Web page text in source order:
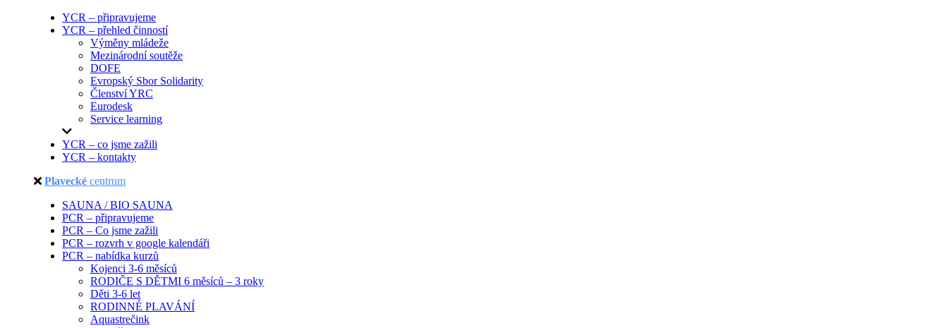
YCR – připravujeme
YCR – přehled činností
Výměny mládeže
Mezinárodní soutěže
DOFE
Evropský Sbor Solidarity
Členství YRC
Eurodesk
Service learning
YCR – co jsme zažili
YCR – kontakty
Plavecké centrum
SAUNA / BIO SAUNA
PCR – připravujeme
PCR – Co jsme zažili
PCR – rozvrh v google kalendáři
PCR – nabídka kurzů
Kojenci 3-6 měsíců
RODIČE S DĚTMI 6 měsíců – 3 roky
Děti 3-6 let
RODINNÉ PLAVÁNÍ
Aquastrečink